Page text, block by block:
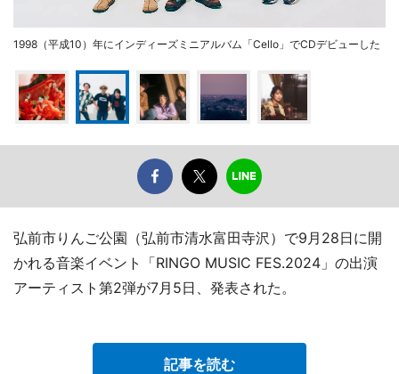
1998（平成10）年にインディーズミニアルバム「Cello」でCDデビューした
弘前市りんご公園（弘前市清水富田寺沢）で9月28日に開
かれる音楽イベント「RINGO MUSIC FES.2024」の出演
アーティスト第2弾が7月5日、発表された。
記事を読む